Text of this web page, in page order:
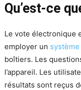
Qu’est-ce
Le vote électronique
employer un
boîtiers. Les
l’appareil. Les
résultats sont reçus